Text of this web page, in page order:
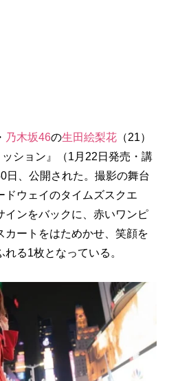
乃木坂46の生田絵梨花（21）
ション』（1月22日発売・講
日、公開された。撮影の舞台
ドウェイのタイムズスクエ
インをバックに、赤いワンピ
カートをはためかせ、笑顔を
る1枚となっている。